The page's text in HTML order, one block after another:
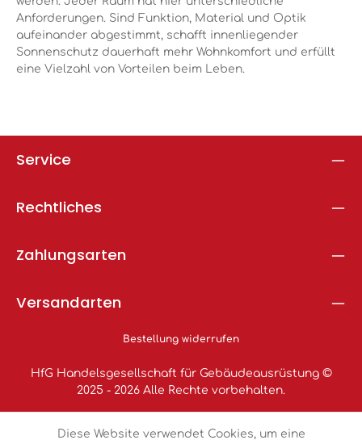
Anforderungen. Sind Funktion, Material und Optik
aufeinander abgestimmt, schafft innenliegender
Sonnenschutz dauerhaft mehr Wohnkomfort und erfüllt
eine Vielzahl von Vorteilen beim Leben.
Service
Rechtliches
Zahlungsarten
Versandarten
Bestellung widerrufen
HfG Handelsgesellschaft für Gebäudeausrüstung ©
2025 - 2026 Alle Rechte vorbehalten.
Diese Website verwendet Cookies, um eine